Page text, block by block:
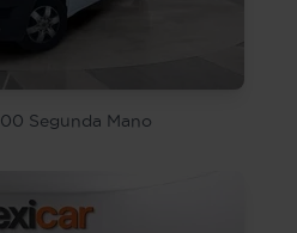
Segunda Mano